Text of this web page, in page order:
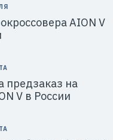
AION V
предзаказ на
V в России